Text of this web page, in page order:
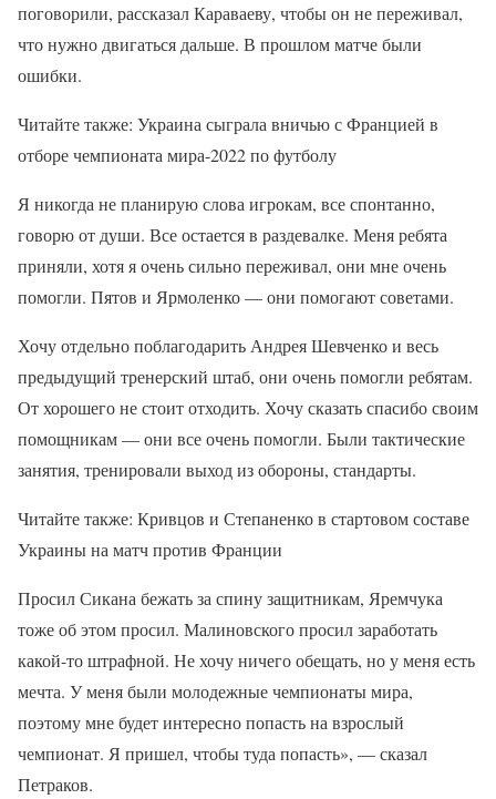
поговорили, рассказал Караваеву, чтобы он не переживал,
что нужно двигаться дальше. В прошлом матче были
ошибки.
Читайте также: Украина сыграла вничью с Францией в
отборе чемпионата мира-2022 по футболу
Я никогда не планирую слова игрокам, все спонтанно,
говорю от души. Все остается в раздевалке. Меня ребята
приняли, хотя я очень сильно переживал, они мне очень
помогли. Пятов и Ярмоленко — они помогают советами.
Хочу отдельно поблагодарить Андрея Шевченко и весь
предыдущий тренерский штаб, они очень помогли ребятам.
От хорошего не стоит отходить. Хочу сказать спасибо своим
помощникам — они все очень помогли. Были тактические
занятия, тренировали выход из обороны, стандарты.
Читайте также: Кривцов и Степаненко в стартовом составе
Украины на матч против Франции
Просил Сикана бежать за спину защитникам, Яремчука
тоже об этом просил. Малиновского просил заработать
какой-то штрафной. Не хочу ничего обещать, но у меня есть
мечта. У меня были молодежные чемпионаты мира,
поэтому мне будет интересно попасть на взрослый
чемпионат. Я пришел, чтобы туда попасть», — сказал
Петраков.